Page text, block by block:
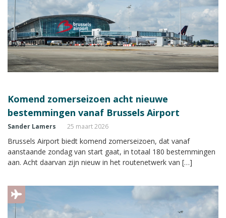
Komend zomerseizoen acht nieuwe
bestemmingen vanaf Brussels Airport
Sander Lamers 25 maart 2026
Brussels Airport biedt komend zomerseizoen, dat vanaf
aanstaande zondag van start gaat, in totaal 180 bestemmingen
aan. Acht daarvan zijn nieuw in het routenetwerk van […]